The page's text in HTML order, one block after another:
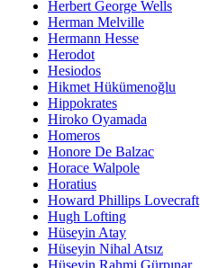
Herbert George Wells
Herman Melville
Hermann Hesse
Herodot
Hesiodos
Hikmet Hükümenoğlu
Hippokrates
Hiroko Oyamada
Homeros
Honore De Balzac
Horace Walpole
Horatius
Howard Phillips Lovecraft
Hugh Lofting
Hüseyin Atay
Hüseyin Nihal Atsız